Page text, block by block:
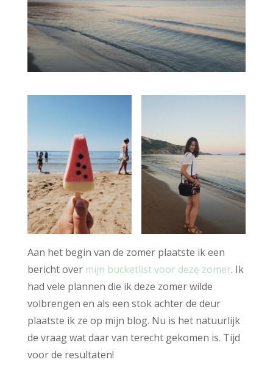
Aan het begin van de zomer plaatste ik een
bericht over mijn bucketlist voor deze zomer. Ik
had vele plannen die ik deze zomer wilde
volbrengen en als een stok achter de deur
plaatste ik ze op mijn blog. Nu is het natuurlijk
de vraag wat daar van terecht gekomen is. Tijd
voor de resultaten!